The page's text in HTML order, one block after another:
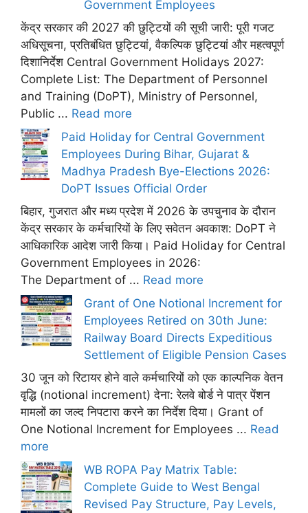
Government Employees
केंद्र सरकार की 2027 की छुट्टियों की सूची जारी: पूरी गजट
अधिसूचना, प्रतिबंधित छुट्टियां, वैकल्पिक छुट्टियां और महत्वपूर्ण
दिशानिर्देश Central Government Holidays 2027:
Complete List: The Department of Personnel
and Training (DoPT), Ministry of Personnel,
Public ... Read more
Paid Holiday for Central Government
Employees During Bihar, Gujarat &
Madhya Pradesh Bye-Elections 2026:
DoPT Issues Official Order
बिहार, गुजरात और मध्य प्रदेश में 2026 के उपचुनाव के दौरान
केंद्र सरकार के कर्मचारियों के लिए सवेतन अवकाश: DoPT ने
आधिकारिक आदेश जारी किया। Paid Holiday for Central
Government Employees in 2026:
The Department of ... Read more
Grant of One Notional Increment for
Employees Retired on 30th June:
Railway Board Directs Expeditious
Settlement of Eligible Pension Cases
30 जून को रिटायर होने वाले कर्मचारियों को एक काल्पनिक वेतन
वृद्धि (notional increment) देना: रेलवे बोर्ड ने पात्र पेंशन
मामलों का जल्द निपटारा करने का निर्देश दिया। Grant of
One Notional Increment for Employees ... Read
more
WB ROPA Pay Matrix Table:
Complete Guide to West Bengal
Revised Pay Structure, Pay Levels,